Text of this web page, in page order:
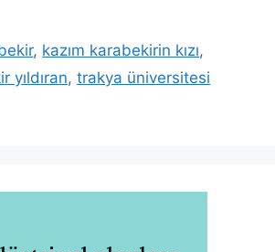
, kazım karabekirin kızı,
yıldıran, trakya üniversitesi